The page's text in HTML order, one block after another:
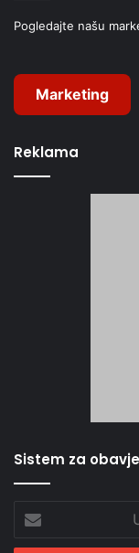
Pogledajte našu
Marketing
Reklama
Sistem za
Email
adresu